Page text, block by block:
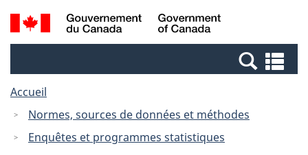
Passer
au
Passer
à
Canada
Recherche
et
et
Accueil
Normes, sources de données et méthodes
Enquêtes et programmes statistiques